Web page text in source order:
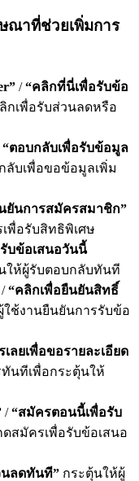
ณาที่ช่วยเพิ่มการ
/“คลิกที่นี่เพื่อรับข้อ
กเพื่อรับส่วนลดหรือ
“ตอบกลับเพื่อรับข้อมูล
ลับเพื่อขอข้อมูลเพิ่ม
ยันการสมัครสมาชิก”
พื่อรับสิทธิพิเศษ
บข้อเสนอวันนี้
ให้ผู้รับตอบกลับทันที
/“คลิกเพื่อยืนยันสิทธิ์
ช้งานยืนยันการรับข้อ
ลยเพื่อขอรายละเอียด
นทีเพื่อกระตุ้นให้
/“สมัครตอนนี้เพื่อรับ
สมัครเพื่อรับข้อเสนอ
ลดทันที” กระตุ้นให้ผู้